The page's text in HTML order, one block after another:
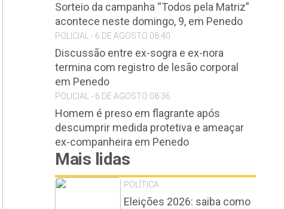
Sorteio da campanha “Todos pela Matriz”
acontece neste domingo, 9, em Penedo
POLICIAL - 6 DE AGOSTO 08:40
Discussão entre ex-sogra e ex-nora
termina com registro de lesão corporal
em Penedo
POLICIAL - 6 DE AGOSTO 08:36
Homem é preso em flagrante após
descumprir medida protetiva e ameaçar
ex-companheira em Penedo
Mais lidas
POLÍTICA
Eleições 2026: saiba como